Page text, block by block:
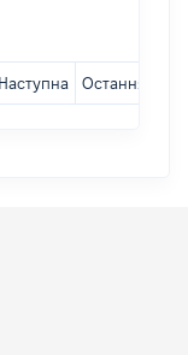
Наступна Остання